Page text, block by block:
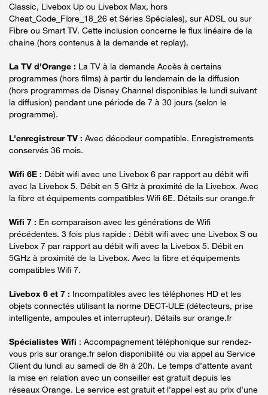
Classic, Livebox Up ou Livebox Max, hors
Cheat_Code_Fibre_18_26 et Séries Spéciales), sur ADSL ou sur
Fibre ou Smart TV. Cette inclusion concerne le flux linéaire de la
chaine (hors contenus à la demande et replay).
La TV d'Orange : La TV à la demande Accès à certains
programmes (hors films) à partir du lendemain de la diffusion
(hors programmes de Disney Channel disponibles le lundi suivant
la diffusion) pendant une période de 7 à 30 jours (selon le
programme).
L'enregistreur TV : Avec décodeur compatible. Enregistrements
conservés 36 mois.
Wifi 6E : Débit wifi avec une Livebox 6 par rapport au débit wifi
avec la Livebox 5. Débit en 5 GHz à proximité de la Livebox. Avec
la fibre et équipements compatibles Wifi 6E. Détails sur orange.fr
Wifi 7 : En comparaison avec les générations de Wifi
précédentes. 3 fois plus rapide : Débit wifi avec une Livebox S ou
Livebox 7 par rapport au débit wifi avec la Livebox 5. Débit en
5GHz à proximité de la Livebox. Avec la fibre et équipements
compatibles Wifi 7.
Livebox 6 et 7 : Incompatibles avec les téléphones HD et les
objets connectés utilisant la norme DECT-ULE (détecteurs, prise
intelligente, ampoules et interrupteur). Détails sur orange.fr
Spécialistes Wifi : Accompagnement téléphonique sur rendez-
vous pris sur orange.fr selon disponibilité ou via appel au Service
Client du lundi au samedi de 8h à 20h. Le temps d’attente avant
la mise en relation avec un conseiller est gratuit depuis les
réseaux Orange. Le service est gratuit et l’appel est au prix d’une